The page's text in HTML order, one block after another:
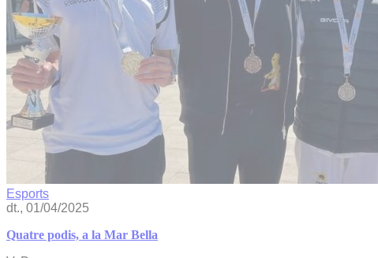
Esports
dt., 01/04/2025
Quatre podis, a la Mar Bella